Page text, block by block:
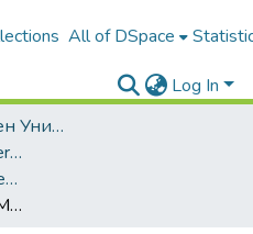
All of DSpace
Log In
Бургаски Свободен Университет | Burgas Free University
2. Конференции | Conferences
Конференция, 2022, Черно море - врата и много мостове
АЛГОРИТЪМ ЗА ТЕЛЕМАТИЧЕН МОНИТОРИНГ НА ЕЛЕКТРИЧЕСКИ АВТОМОБИЛИ